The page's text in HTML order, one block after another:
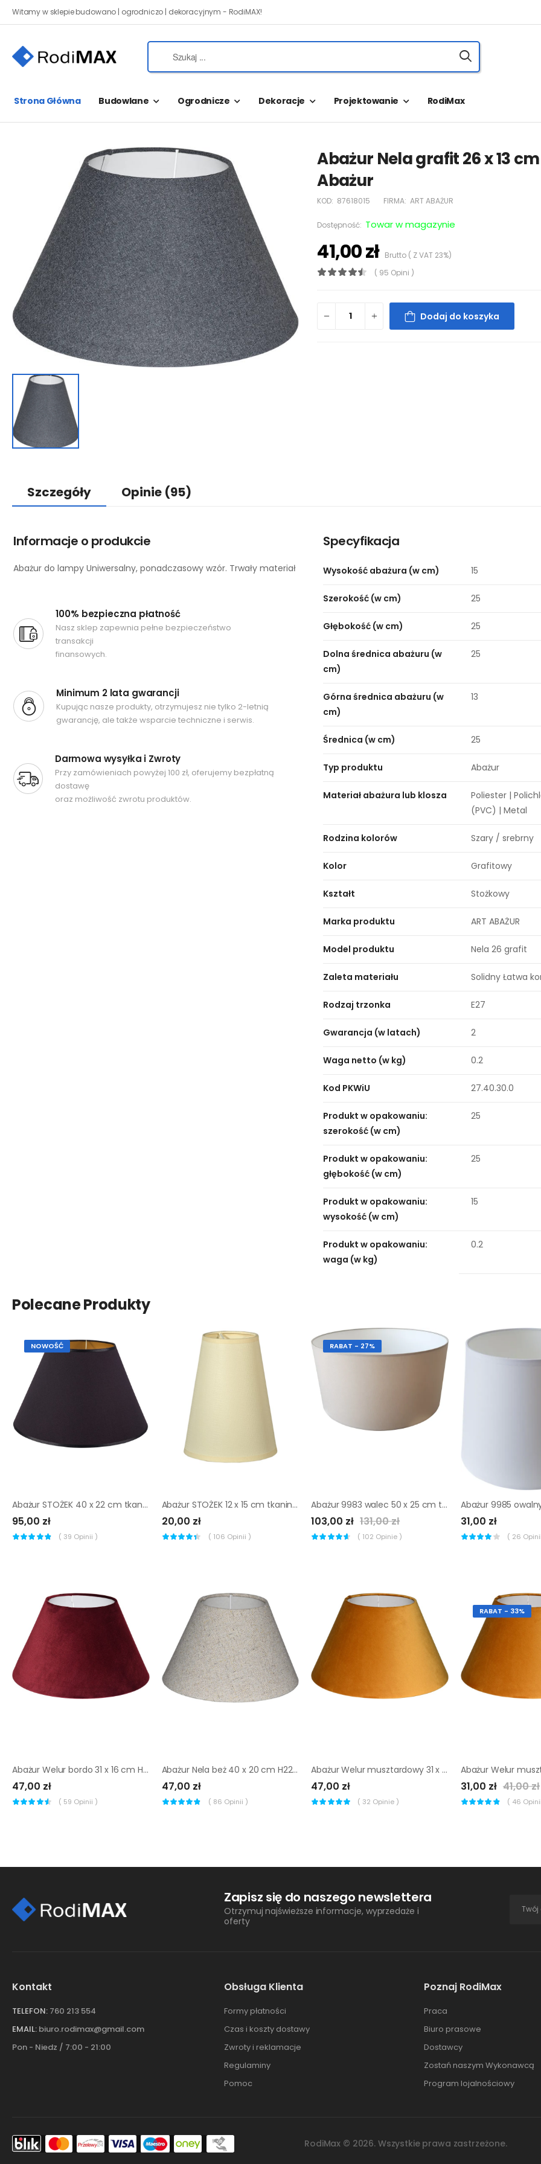
Witamy w sklepie budowano | ogrodniczo | dekoracyjnym - RodiMAX!
Strona Główna Budowlane Ogrodnicze Dekoracje Projektowanie RodiMax
Abażur Nela grafit 26 x 13 cm
Abażur
KOD: 87618015 FIRMA: ART ABAŻUR
Dostępność: Towar w magazynie
41,00 złBrutto ( Z VAT 23%)
( 95 Opini )
Dodaj do koszyka
Szczegóły Opinie (95)
Informacje o produkcie
Abażur do lampy Uniwersalny, ponadczasowy wzór. Trwały materiał
100% bezpieczna płatność
Nasz sklep zapewnia pełne bezpieczeństwo
transakcji
finansowych.
Minimum 2 lata gwarancji
Kupując nasze produkty, otrzymujesz nie tylko 2-letnią
gwarancję, ale także wsparcie techniczne i serwis.
Darmowa wysyłka i Zwroty
Przy zamówieniach powyżej 100 zł, oferujemy bezpłatną
dostawę
oraz możliwość zwrotu produktów.
Specyfikacja
Wysokość abażura (w cm) 15
Szerokość (w cm) 25
Głębokość (w cm) 25
Dolna średnica abażuru (w
cm)
25
Górna średnica abażuru (w
cm)
13
Średnica (w cm) 25
Typ produktu Abażur
Materiał abażura lub klosza
Poliester |
(PVC) | Metal
Rodzina kolorów Szary / srebrny
Kolor Grafitowy
Kształt Stożkowy
Marka produktu ART ABAŻUR
Model produktu Nela 26 grafit
Zaleta materiału Solidny Łatwa
Rodzaj trzonka E27
Gwarancja (w latach) 2
Waga netto (w kg) 0.2
Kod PKWiU 27.40.30.0
Produkt w opakowaniu:
szerokość (w cm)
25
Produkt w opakowaniu:
głębokość (w cm)
25
Produkt w opakowaniu:
wysokość (w cm)
15
Produkt w opakowaniu:
waga (w kg)
0.2
Polecane Produkty
NOWOŚĆ
Abażur STOŻEK 40 x 22 cm tkanina czarno-złoty E27
95,00 zł
( 39 Opinii )
Abażur STOŻEK 12 x 15 cm tkanina kremowy E14
20,00 zł
( 106 Opinii )
RABAT - 27%
Abażur 9983 walec 50 x 25 cm tkanina beżowy E27 TK LIGHTING
103,00 zł 131,00 zł
( 102 Opinie )
31,00 zł
( 26
Abażur Welur bordo 31 x 16 cm H18 Art Abażur
47,00 zł
( 59 Opinii )
Abażur Nela beż 40 x 20 cm H22 Art Abażur
47,00 zł
( 86 Opinii )
Abażur Welur musztardowy 31 x 16 cm H18 Art Abażur
47,00 zł
( 32 Opinie )
RABAT - 33%
31,00 zł 41,00 zł
( 46
Zapisz się do naszego newslettera
Otrzymuj najświeższe informacje, wyprzedaże i
oferty
Kontakt
TELEFON: 760 213 554
EMAIL: biuro.rodimax@gmail.com
Pon - Niedz / 7:00 - 21:00
Obsługa Klienta
Formy płatności
Czas i koszty dostawy
Zwroty i reklamacje
Regulaminy
Pomoc
Poznaj RodiMax
Praca
Biuro prasowe
Dostawcy
Zostań naszym Wykonawcą
Program lojalnościowy
RodiMax © 2026. Wszystkie prawa zastrzeżone.